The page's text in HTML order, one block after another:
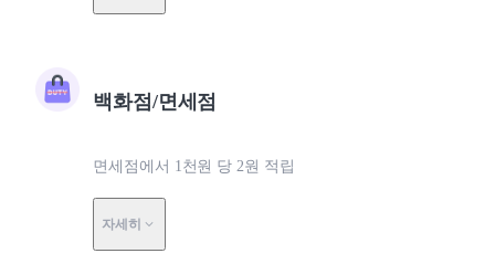
백화점/면세점
면세점에서 1천원 당 2원 적립
자세히